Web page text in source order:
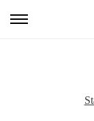
Menu